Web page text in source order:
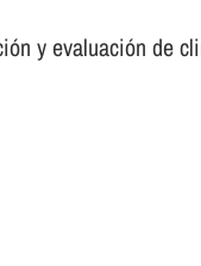
y evaluación de